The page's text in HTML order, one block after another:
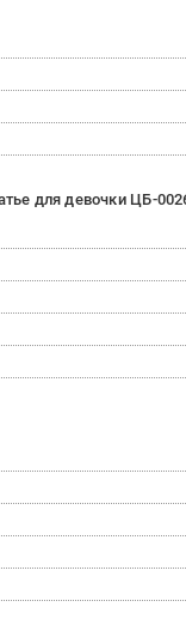
для девочки ЦБ-